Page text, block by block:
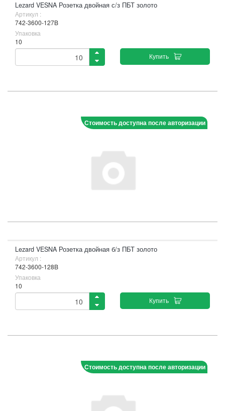
Lezard VESNA Розетка двойная с/з ПБТ золото
Артикул :
742-3600-127B
Упаковка
10
Купить
Стоимость доступна после авторизации
Lezard VESNA Розетка двойная б/з ПБТ золото
Артикул :
742-3600-128B
Упаковка
10
Купить
Стоимость доступна после авторизации